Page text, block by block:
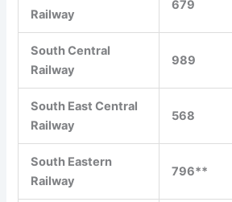
Railway
679
South Central
Railway
989
South East Central
Railway
568
South Eastern
Railway
796**